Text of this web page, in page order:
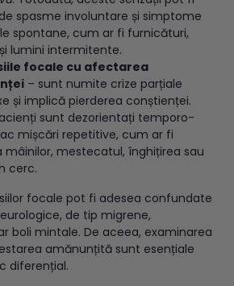
spasme involuntare și simptome
spontane, cum ar fi furnicături,
lumini intermitente.
focale cu afectarea
– sunt numite crize parțiale
și implică pierderea conștienței.
sunt dezorientați temporo-
mișcări repetitive, cum ar fi
mâinilor, mestecatul, înghițirea sau
cerc.
focale pot fi adesea confundate
de tip migrene,
boli mintale. De aceea, examinarea
amănunțită sunt esențiale
diferențial.